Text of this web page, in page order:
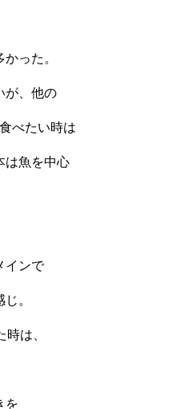
った。
が、他の
べたい時は
は魚を中心
インで
。
は、
を